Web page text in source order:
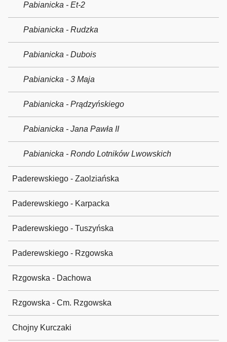
Pabianicka - Et-2
Pabianicka - Rudzka
Pabianicka - Dubois
Pabianicka - 3 Maja
Pabianicka - Prądzyńskiego
Pabianicka - Jana Pawła II
Pabianicka - Rondo Lotników Lwowskich
Paderewskiego - Zaolziańska
Paderewskiego - Karpacka
Paderewskiego - Tuszyńska
Paderewskiego - Rzgowska
Rzgowska - Dachowa
Rzgowska - Cm. Rzgowska
Chojny Kurczaki